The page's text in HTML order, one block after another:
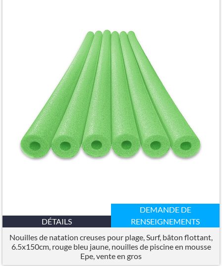
DÉTAILS
DEMANDE DE
RENSEIGNEMENTS
Nouilles de natation creuses pour plage, Surf, bâton flottant,
6.5x150cm, rouge bleu jaune, nouilles de piscine en mousse
Epe, vente en gros